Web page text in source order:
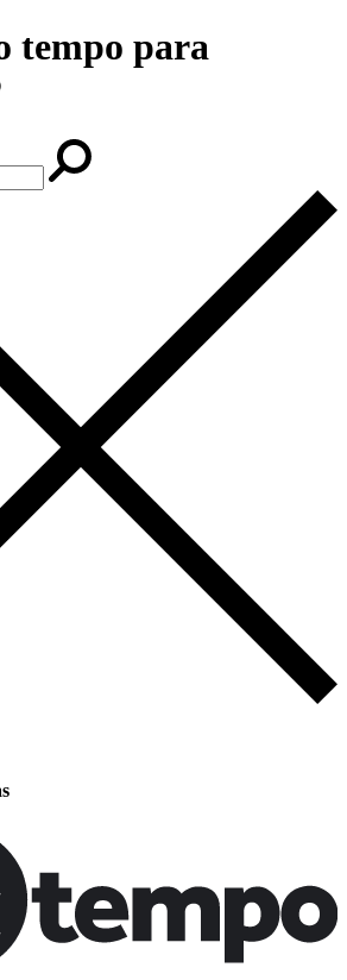
tempo para